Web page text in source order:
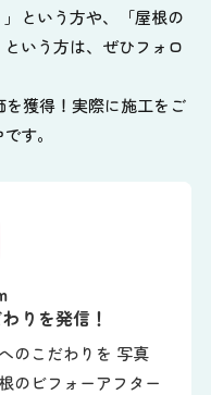
という方や、
「屋根の
いう方は、ぜひフォロ
を獲得！実際に施工をご
す。
りを発信！
のこだわりを 写真
のビフォーアフター